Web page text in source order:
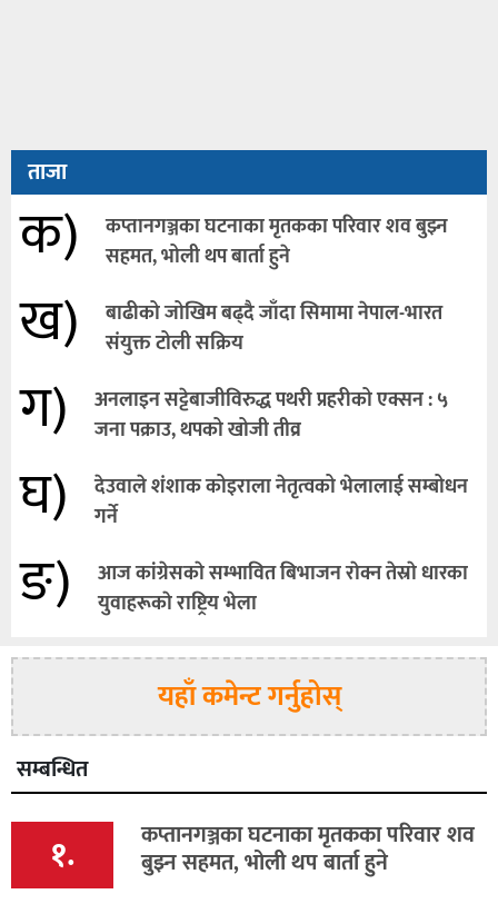
ताजा
क)
कप्तानगञ्जका घटनाका मृतकका परिवार शव बुझ्न
सहमत, भोली थप बार्ता हुने
ख)
बाढीको जोखिम बढ्दै जाँदा सिमामा नेपाल-भारत
संयुक्त टोली सक्रिय
ग)
अनलाइन सट्टेबाजीविरुद्ध पथरी प्रहरीको एक्सन : ५
जना पक्राउ, थपको खोजी तीव्र
घ)
देउवाले शंशाक कोइराला नेतृत्वको भेलालाई सम्बोधन
गर्ने
ङ)
आज कांग्रेसकाे सम्भावित बिभाजन राेक्न तेस्राे धारका
युवाहरूकाे राष्ट्रिय भेला
यहाँ कमेन्ट गर्नुहोस्
सम्बन्धित
१. कप्तानगञ्जका घटनाका मृतकका परिवार शव
बुझ्न सहमत, भोली थप बार्ता हुने